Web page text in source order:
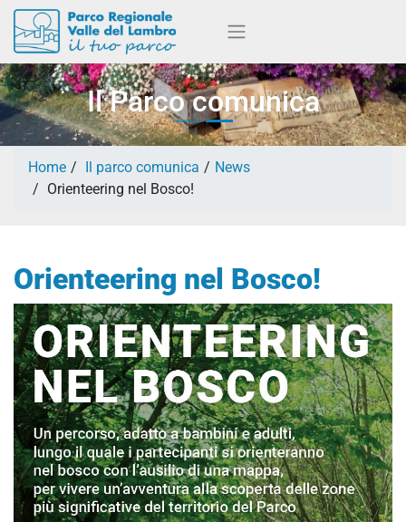
Il Parco comunica
Home Il parco comunica
News
Orienteering nel Bosco!
Orienteering nel Bosco!